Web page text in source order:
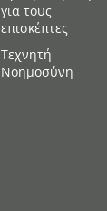
για τους
επισκέπτες
Τεχνητή
Νοημοσύνη